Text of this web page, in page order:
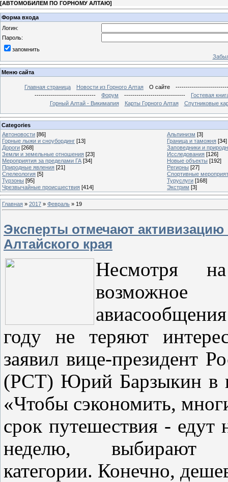
[АВТОМОБИЛЕМ ПО ГОРНОМУ АЛТАЮ]
Форма входа
Логин:
Пароль:
запомнить
Меню сайта
Главная страница Новости из Горного Алтая О сайте
------------------------------
Форум ------------------------------
Гостевая
Горный Алтай - Викимапия
Карты Горного Алтая Спутниковые
Categories
Автоновости [86] Альпинизм [3]
Горные лыжи и сноубординг [13] Граница и таможня [34]
Дороги [268]
Заповедники и
Земли и земельные отношения [23] Исследования [126]
Мероприятия за пределами ГА [34] Новые объекты [192]
Природные явления [21] Регионы [27]
Спелеология [5]
Спортивные
Турзоны [95] Туруслуги [168]
Чрезвычайные происшествия [414] Экстрим [3]
Главная » 2017 » Февраль » 19
Эксперты отмечают активизацию
Алтайского края
Несмотря
возможное
году не теряют
заявил вице-президент
(РСТ) Юрий Барзыкин в
«Чтобы сэкономить,
срок путешествия -
неделю, выбирают
категории. Конечно,